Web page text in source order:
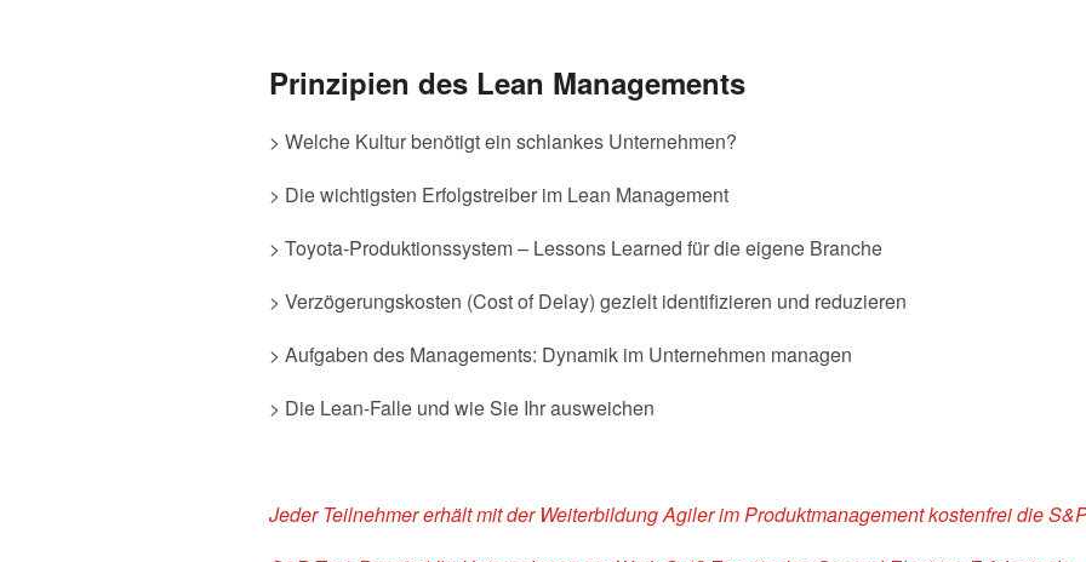
Prinzipien des Lean Managements
> Welche Kultur benötigt ein schlankes Unternehmen?
> Die wichtigsten Erfolgstreiber im Lean Management
> Toyota-Produktionssystem – Lessons Learned für die eigene Branche
> Verzögerungskosten (Cost of Delay) gezielt identifizieren und reduzieren
> Aufgaben des Managements: Dynamik im Unternehmen managen
> Die Lean-Falle und wie Sie Ihr ausweichen
Jeder Teilnehmer erhält mit der Weiterbildung Agiler im Produktmanagement kostenfrei die